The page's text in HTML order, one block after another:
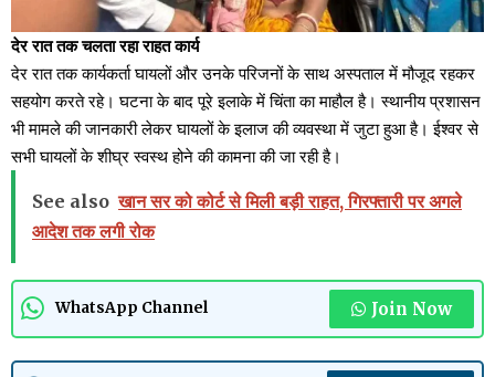
देर रात तक चलता रहा राहत कार्य
देर रात तक कार्यकर्ता घायलों और उनके परिजनों के साथ अस्पताल में मौजूद रहकर
सहयोग करते रहे। घटना के बाद पूरे इलाके में चिंता का माहौल है। स्थानीय प्रशासन
भी मामले की जानकारी लेकर घायलों के इलाज की व्यवस्था में जुटा हुआ है। ईश्वर से
सभी घायलों के शीघ्र स्वस्थ होने की कामना की जा रही है।
See also खान सर को कोर्ट से मिली बड़ी राहत, गिरफ्तारी पर अगले
आदेश तक लगी रोक
WhatsApp Channel Join Now